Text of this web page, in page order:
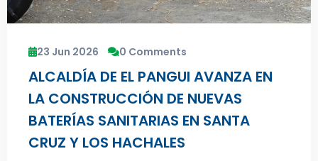
23 Jun 2026 0 Comments
ALCALDÍA DE EL PANGUI AVANZA EN
LA CONSTRUCCIÓN DE NUEVAS
BATERÍAS SANITARIAS EN SANTA
CRUZ Y LOS HACHALES